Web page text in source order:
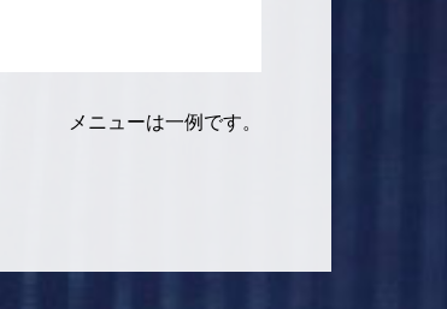
メニューは一例です。